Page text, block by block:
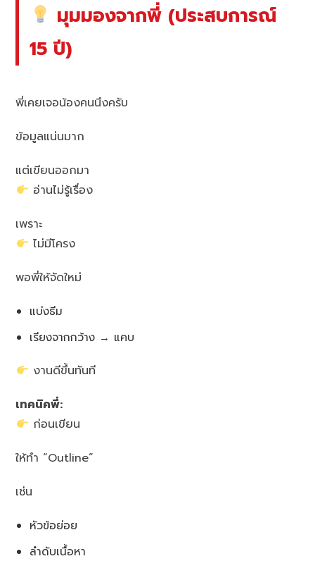
มุมมองจากพี่ (ประสบการณ์
15 ปี)
พี่เคยเจอน้องคนนึงครับ
ข้อมูลแน่นมาก
แต่เขียนออกมา
อ่านไม่รู้เรื่อง
เพราะ
ไม่มีโครง
พอพี่ให้จัดใหม่
แบ่งธีม
เรียงจากกว้าง → แคบ
งานดีขึ้นทันที
เทคนิคพี่:
ก่อนเขียน
ให้ทำ “Outline”
เช่น
หัวข้อย่อย
ลำดับเนื้อหา